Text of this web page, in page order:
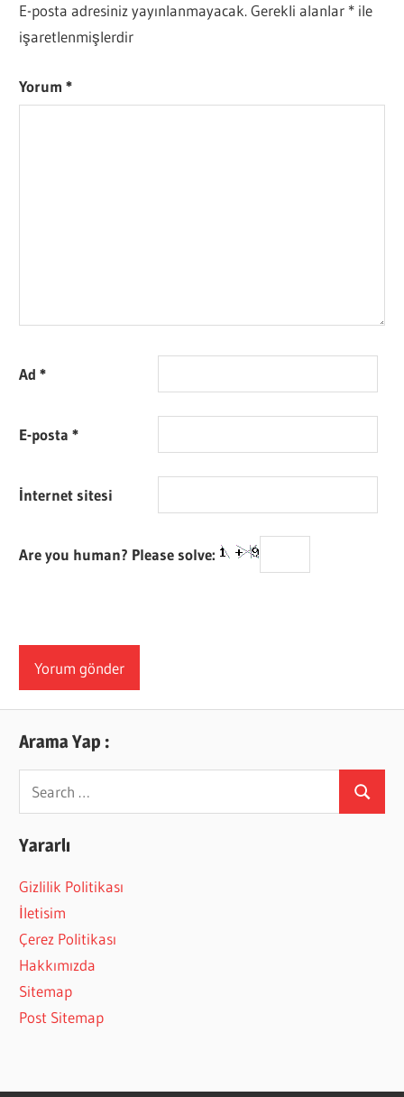
E-posta adresiniz yayınlanmayacak. Gerekli alanlar * ile
işaretlenmişlerdir
Yorum*
Ad*
E-posta*
İnternet sitesi
Are you human? Please solve:
Arama Yap :
Search
for:
Search
Yararlı
Gizlilik Politikası
İletisim
Çerez Politikası
Hakkımızda
Sitemap
Post Sitemap